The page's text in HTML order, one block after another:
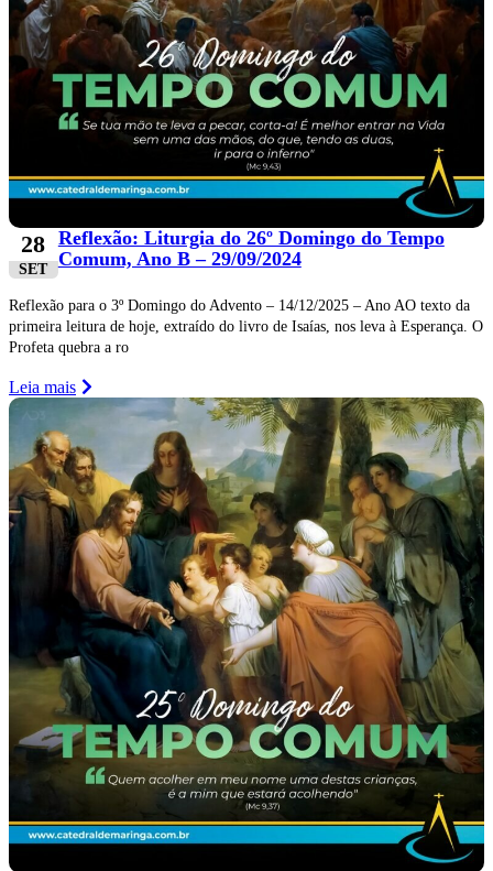
28
SET
Reflexão: Liturgia do 26º Domingo do Tempo
Comum, Ano B – 29/09/2024
Reflexão para o 3º Domingo do Advento – 14/12/2025 – Ano AO texto da
primeira leitura de hoje, extraído do livro de Isaías, nos leva à Esperança. O
Profeta quebra a ro
Leia mais